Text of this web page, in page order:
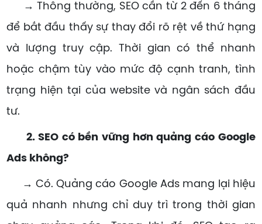
→ Thông thường, SEO cần từ 2 đến 6 tháng
để bắt đầu thấy sự thay đổi rõ rệt về thứ hạng
và lượng truy cập. Thời gian có thể nhanh
hoặc chậm tùy vào mức độ cạnh tranh, tình
trạng hiện tại của website và ngân sách đầu
tư.
2. SEO có bền vững hơn quảng cáo Google
Ads không?
→ Có. Quảng cáo Google Ads mang lại hiệu
quả nhanh nhưng chỉ duy trì trong thời gian